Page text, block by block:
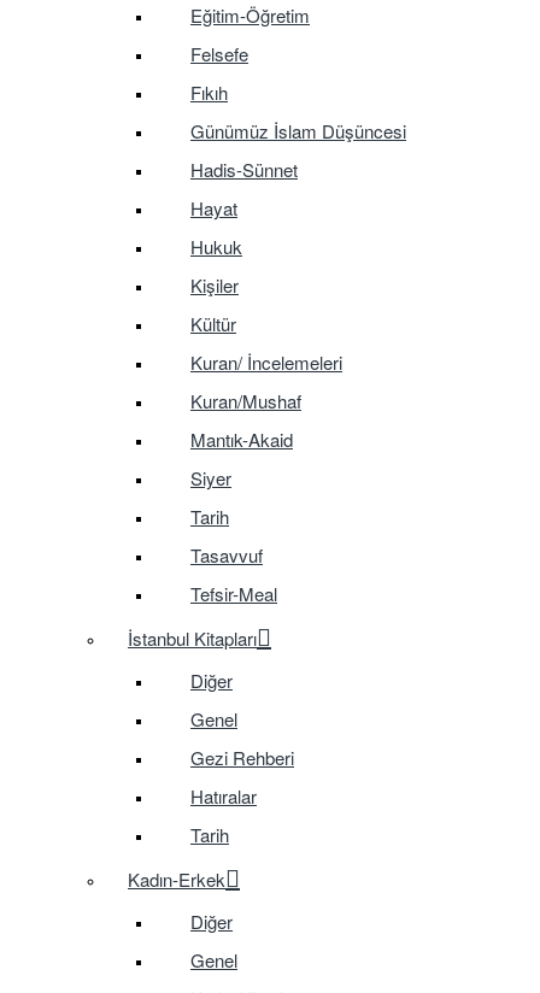
Eğitim-Öğretim
Felsefe
Fıkıh
Günümüz İslam Düşüncesi
Hadis-Sünnet
Hayat
Hukuk
Kişiler
Kültür
Kuran/ İncelemeleri
Kuran/Mushaf
Mantık-Akaid
Siyer
Tarih
Tasavvuf
Tefsir-Meal
İstanbul Kitapları
Diğer
Genel
Gezi Rehberi
Hatıralar
Tarih
Kadın-Erkek
Diğer
Genel